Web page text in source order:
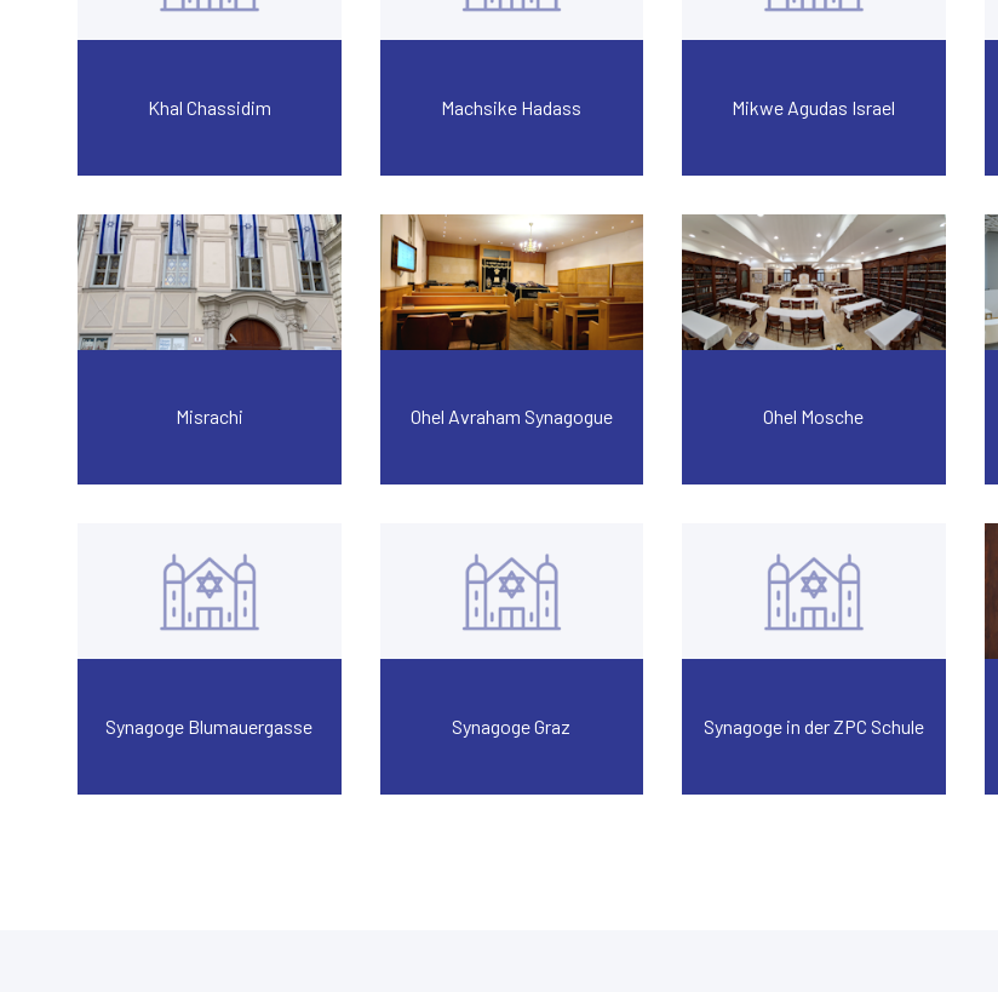
Khal Chassidim Machsike Hadass Mikwe Agudas Israel
Misrachi Ohel Avraham Synagogue Ohel Mosche
Synagoge Blumauergasse Synagoge Graz Synagoge in der ZPC Schule